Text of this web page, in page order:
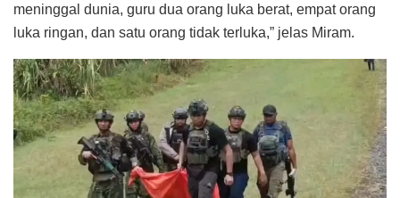
meninggal dunia, guru dua orang luka berat, empat orang
luka ringan, dan satu orang tidak terluka,” jelas Miram.